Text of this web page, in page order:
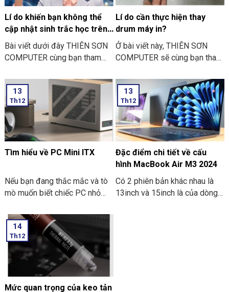
Lí do khiến bạn không thể
cập nhật sinh trắc học trên
ứng dụng ngân hàng
Bài viết dưới đây THIÊN SƠN
COMPUTER cùng bạn tham
không thể cập nhật sinh trắc
học trên ứng dụng ngân hàng
thường gặp nhé:
Lí do cần thực hiện thay
drum máy in?
Ở bài viết này, THIÊN SƠN
COMPUTER sẽ cùng bạn tham
drum máy in là như thế nào
nhé?
13
Th12
Tìm hiểu về PC Mini ITX
Nếu bạn đang thắc mắc và tò
mò muốn biết chiếc PC nhỏ
nhiều nơi thì PC Mini ITX có
thể đáp ứng được nhu cầu đó.
Sau đây là một số thông tin
khi bạn tìm hiểu về PC Mini
ITX. Cùng THIÊN SƠN
COMPUTER tham khảo nhé.
13
Th12
Đặc điểm chi tiết về cấu
hình MacBook Air M3 2024
Có 2 phiên bản khác nhau là
13inch và 15inch là của dòng
14
Th12
Mức quan trọng của keo tản